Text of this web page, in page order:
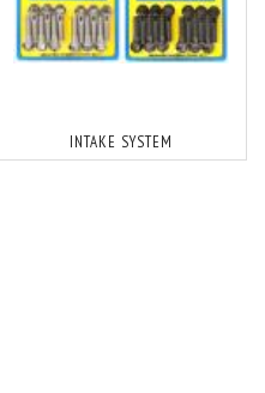
INTAKE SYSTEM